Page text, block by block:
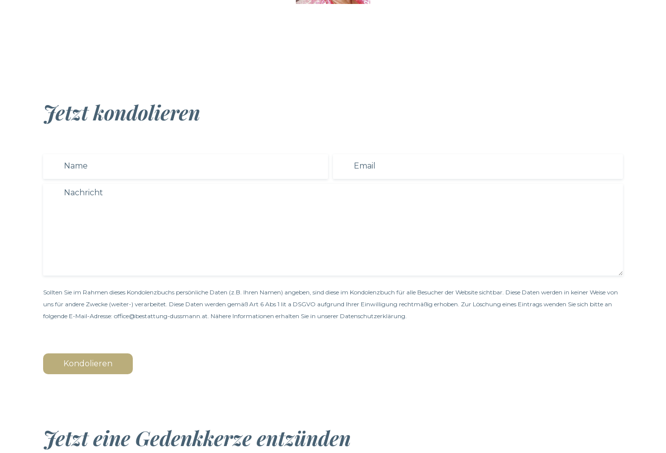
Jetzt kondolieren
Sollten Sie im Rahmen dieses Kondolenzbuchs persönliche Daten (z.B. Ihren Namen) angeben, sind diese im Kondolenzbuch für alle Besucher der Website sichtbar. Diese Daten werden in keiner Weise von
uns für andere Zwecke (weiter-) verarbeitet. Diese Daten werden gemäß Art 6 Abs 1 lit a DSGVO aufgrund Ihrer Einwilligung rechtmäßig erhoben. Zur Löschung eines Eintrags wenden Sie sich bitte an
folgende E-Mail-Adresse: office@bestattung-dussmann.at. Nähere Informationen erhalten Sie in unserer Datenschutzerklärung
Kondolieren
Jetzt eine Gedenkkerze entzünden